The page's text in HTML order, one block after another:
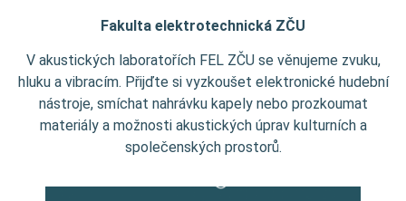
Fakulta elektrotechnická ZČU
V akustických laboratořích FEL ZČU se věnujeme zvuku,
hluku a vibracím. Přijďte si vyzkoušet elektronické hudební
nástroje, smíchat nahrávku kapely nebo prozkoumat
materiály a možnosti akustických úprav kulturních a
společenských prostorů.